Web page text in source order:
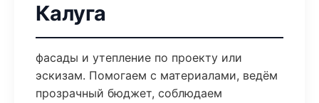
Калуга
фасады и утепление по проекту или
эскизам. Помогаем с материалами, ведём
прозрачный бюджет, соблюдаем